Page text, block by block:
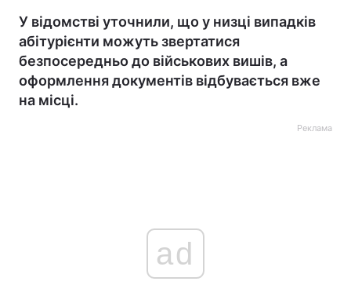
У відомстві уточнили, що у низці випадків
абітурієнти можуть звертатися
безпосередньо до військових вишів, а
оформлення документів відбувається вже
на місці.
Реклама
ad